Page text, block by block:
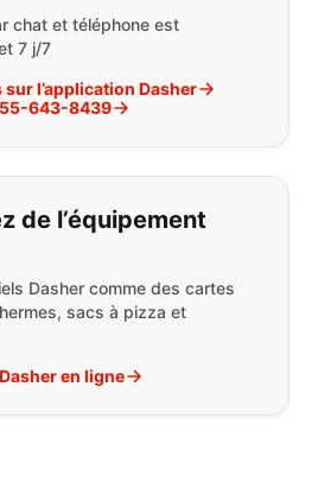
chat et téléphone est
7 j/7
l’application Dasher
643-8439
de l’équipement
Dasher comme des cartes
sacs à pizza et
en ligne